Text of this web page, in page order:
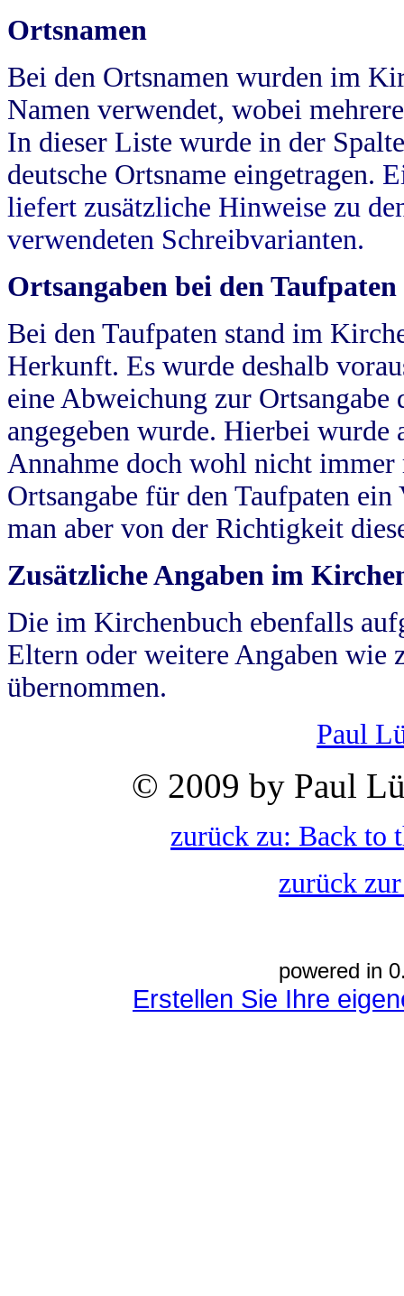
Ortsnamen
Bei den Ortsnamen wurden im
Namen verwendet, wobei
In dieser Liste wurde in der
deutsche Ortsname eingetragen.
liefert zusätzliche Hinweise zu
verwendeten Schreibvarianten.
Ortsangaben bei den Taufpaten
Bei den Taufpaten stand im
Herkunft. Es wurde deshalb
eine Abweichung zur
angegeben wurde. Hierbei wurde
Annahme doch wohl nicht
Ortsangabe für den Taufpaten
man aber von der Richtigkeit
Zusätzliche Angaben im
Die im Kirchenbuch ebenfalls
Eltern oder weitere Angaben wie
übernommen.
Paul
© 2009 by Paul
zurück zu: Back to
zurück
powered in
Erstellen Sie Ihre